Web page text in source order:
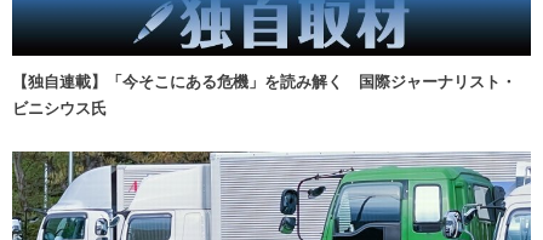
【独自連載】「今そこにある危機」を読み解く 国際ジャーナリスト・
ビニシウス氏